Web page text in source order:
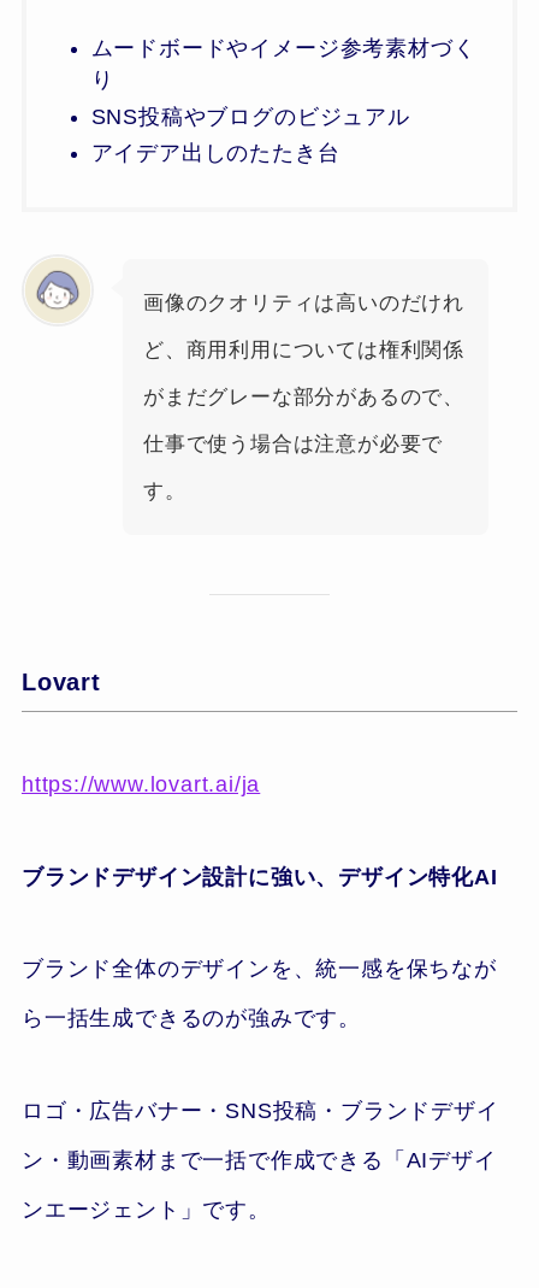
ムードボードやイメージ参考素材づく
り
SNS投稿やブログのビジュアル
アイデア出しのたたき台
画像のクオリティは高いのだけれ
ど、商用利用については権利関係
がまだグレーな部分があるので、
仕事で使う場合は注意が必要で
す。
Lovart
https://www.lovart.ai/ja
ブランドデザイン設計に強い、デザイン特化AI
ブランド全体のデザインを、統一感を保ちなが
ら一括生成できるのが強みです。
ロゴ・広告バナー・SNS投稿・ブランドデザイ
ン・動画素材まで一括で作成できる「AIデザイ
ンエージェント」です。